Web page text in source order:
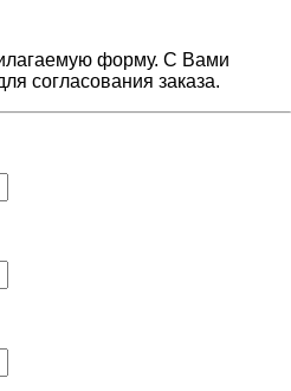
форму. С Вами
согласования заказа.